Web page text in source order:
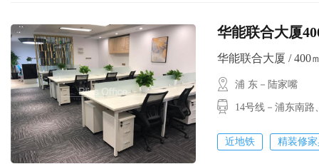
华能联合大厦400
华能联合大厦 / 400
浦 东－陆家嘴
14号线－浦东南路
近地铁 精装修